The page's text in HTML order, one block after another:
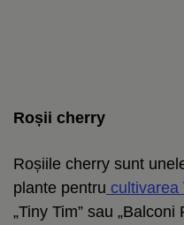
Roșii cherry
Roșiile cherry sunt
plante pentru cultivarea
„Tiny Tim” sau